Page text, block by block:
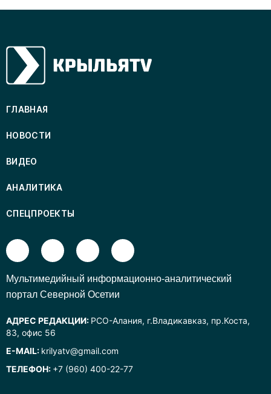
ГЛАВНАЯ
НОВОСТИ
ВИДЕО
АНАЛИТИКА
СПЕЦПРОЕКТЫ
Mультимедийный информационно-аналитический
портал Северной Осетии
АДРЕС РЕДАКЦИИ: РСО-Алания, г.Владикавказ, пр.Коста,
83, офис 56
E-MAIL: krilyatv@gmail.com
ТЕЛЕФОН: +7 (960) 400-22-77